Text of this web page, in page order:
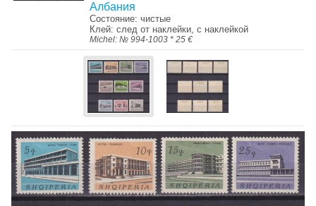
Албания
Состояние: чистые
Клей: след от наклейки, с наклейкой
Michel: № 994-1003 * 25 €